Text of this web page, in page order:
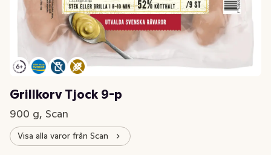
Grillkorv Tjock 9-p
900 g, Scan
Visa alla varor från Scan